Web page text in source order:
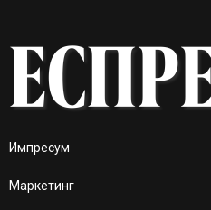
Импресум
Маркетинг